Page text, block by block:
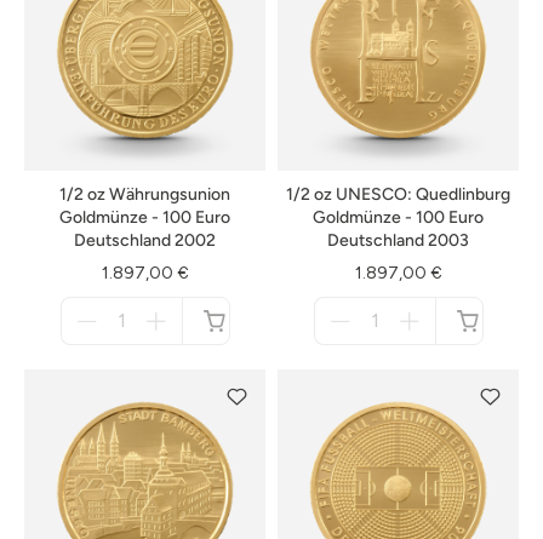
1/2 oz Währungsunion
Goldmünze - 100 Euro
Deutschland 2002
1.897,00 €
1/2 oz UNESCO: Quedlinburg
Goldmünze - 100 Euro
Deutschland 2003
1.897,00 €